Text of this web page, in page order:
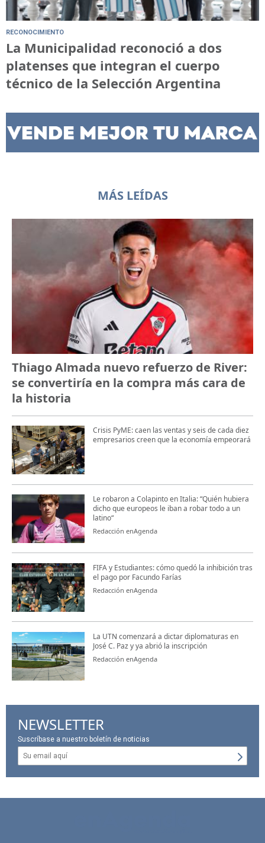
RECONOCIMIENTO
La Municipalidad reconoció a dos
platenses que integran el cuerpo
técnico de la Selección Argentina
MÁS LEÍDAS
Thiago Almada nuevo refuerzo de River:
se convertiría en la compra más cara de
la historia
Crisis PyME: caen las ventas y seis de cada diez
empresarios creen que la economía empeorará
Le robaron a Colapinto en Italia: “Quién hubiera
dicho que europeos le iban a robar todo a un
latino“
Redacción enAgenda
FIFA y Estudiantes: cómo quedó la inhibición tras
el pago por Facundo Farías
Redacción enAgenda
La UTN comenzará a dictar diplomaturas en
José C. Paz y ya abrió la inscripción
Redacción enAgenda
NEWSLETTER
Suscríbase a nuestro boletín de noticias